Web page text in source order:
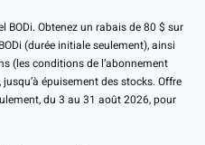
Obtenez un rabais de 80 $ sur
(durée initiale seulement), ainsi
(les conditions de l’abonnement
épuisement des stocks. Offre
du 3 au 31 août 2026, pour